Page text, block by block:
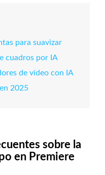
para suavizar
cuadros por IA
de vídeo con IA
2025
sobre la
en Premiere